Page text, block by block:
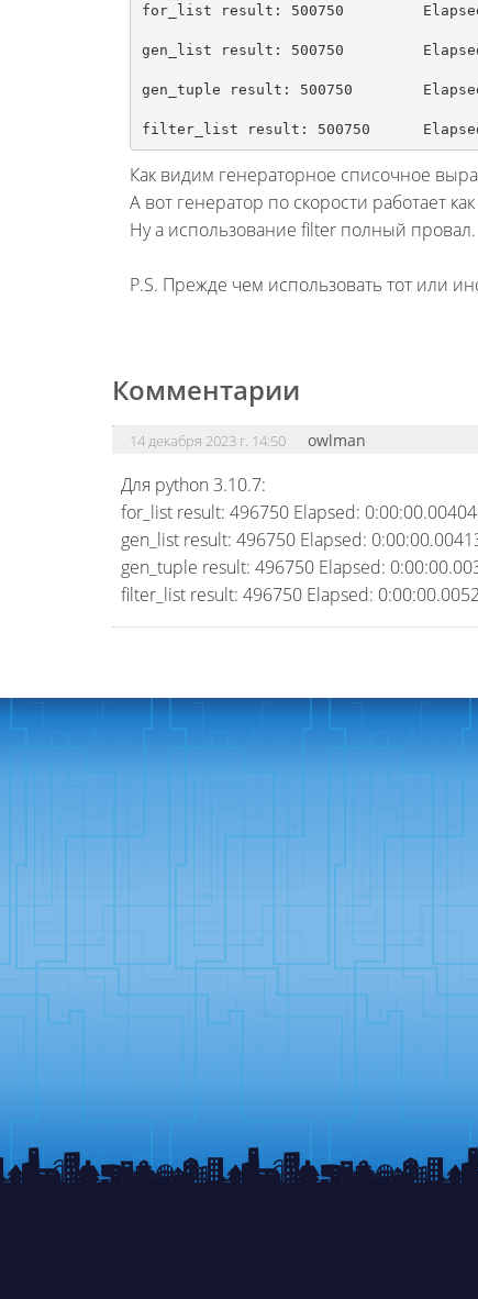
for_list result: 500750 	Elapsed: 0:00:00.006345
gen_list result: 500750
gen_tuple result: 500750 	Elapsed: 0:00:00.006345
filter_list result: 500750
Как видим генераторное списочное
А вот генератор по скорости работает
Ну а использование filter полный провал.
P.S. Прежде чем использовать тот или
Комментарии
14 декабря 2023 г. 14:50 owlman
Для python 3.10.7:
for_list result: 496750 Elapsed:
gen_list result: 496750 Elapsed:
gen_tuple result: 496750 Elapsed:
filter_list result: 496750 Elapsed: